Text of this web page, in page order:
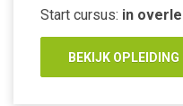
Start cursus: in
BEKIJK OPLEIDING